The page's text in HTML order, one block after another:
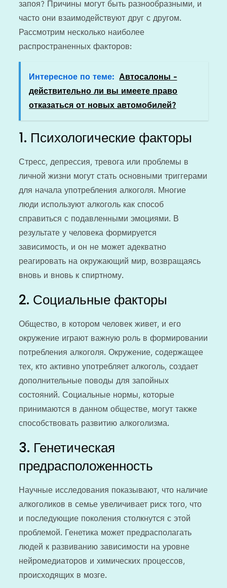
запоя? Причины могут быть разнообразными, и
часто они взаимодействуют друг с другом.
Рассмотрим несколько наиболее
распространенных факторов:
Интересное по теме: Автосалоны -
действительно ли вы имеете право
отказаться от новых автомобилей?
1. Психологические факторы
Стресс, депрессия, тревога или проблемы в
личной жизни могут стать основными триггерами
для начала употребления алкоголя. Многие
люди используют алкоголь как способ
справиться с подавленными эмоциями. В
результате у человека формируется
зависимость, и он не может адекватно
реагировать на окружающий мир, возвращаясь
вновь и вновь к спиртному.
2. Социальные факторы
Общество, в котором человек живет, и его
окружение играют важную роль в формировании
потребления алкоголя. Окружение, содержащее
тех, кто активно употребляет алкоголь, создает
дополнительные поводы для запойных
состояний. Социальные нормы, которые
принимаются в данном обществе, могут также
способствовать развитию алкоголизма.
3. Генетическая
предрасположенность
Научные исследования показывают, что наличие
алкоголиков в семье увеличивает риск того, что
и последующие поколения столкнутся с этой
проблемой. Генетика может предрасполагать
людей к развиванию зависимости на уровне
нейромедиаторов и химических процессов,
происходящих в мозге.